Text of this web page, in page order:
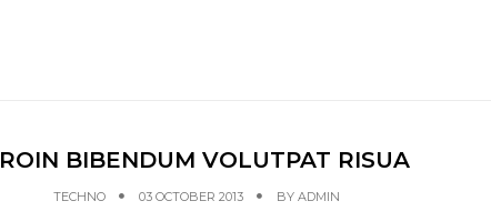
BIBENDUM VOLUTPAT RISUA
TECHNO 03 OCTOBER 2013 BY ADMIN